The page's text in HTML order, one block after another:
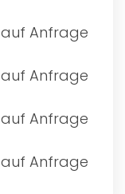
auf Anfrage
auf Anfrage
auf Anfrage
auf Anfrage